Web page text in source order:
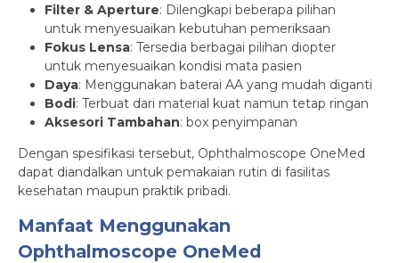
Filter & Aperture: Dilengkapi beberapa pilihan
untuk menyesuaikan kebutuhan pemeriksaan
Fokus Lensa: Tersedia berbagai pilihan diopter
untuk menyesuaikan kondisi mata pasien
Daya: Menggunakan baterai AA yang mudah diganti
Bodi: Terbuat dari material kuat namun tetap ringan
Aksesori Tambahan: box penyimpanan
Dengan spesifikasi tersebut, Ophthalmoscope OneMed
dapat diandalkan untuk pemakaian rutin di fasilitas
kesehatan maupun praktik pribadi.
Manfaat Menggunakan
Ophthalmoscope OneMed